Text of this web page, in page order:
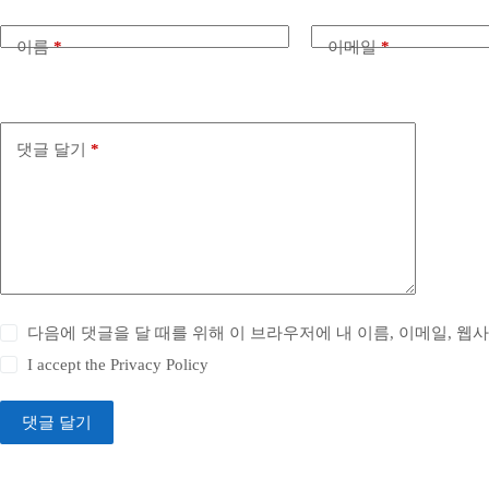
이름* 이메일*
댓글 달기 *
다음에 댓글을 달 때를 위해 이 브라우저에 내 이름, 이메일, 웹
I accept thePrivacy Policy
댓글 달기